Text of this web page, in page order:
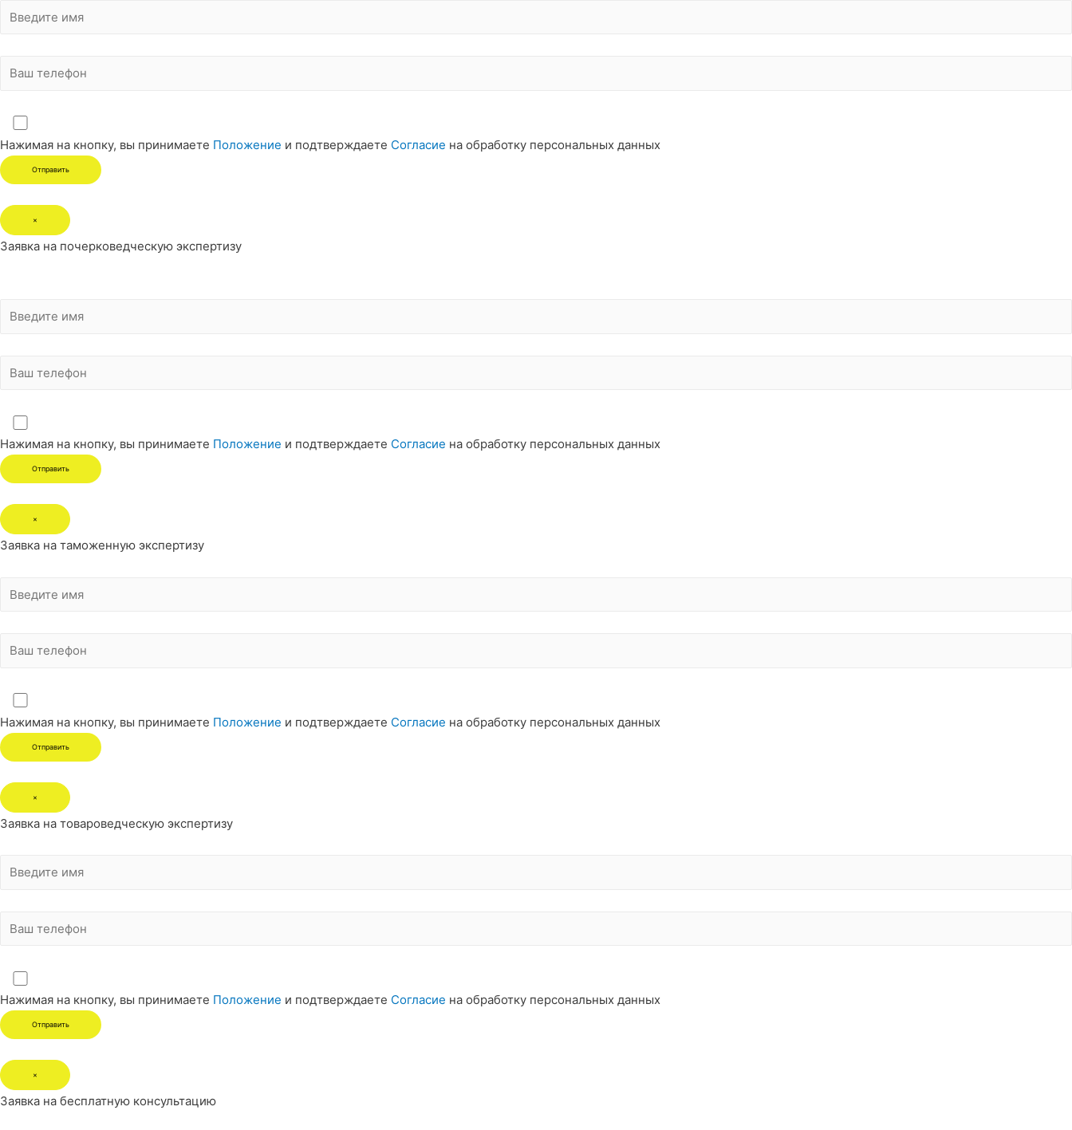
Нажимая на кнопку, вы принимаете Положение и подтверждаете Согласие на обработку персональных данных
×
Заявка на почерковедческую экспертизу
Нажимая на кнопку, вы принимаете Положение и подтверждаете Согласие на обработку персональных данных
×
Заявка на таможенную экспертизу
Нажимая на кнопку, вы принимаете Положение и подтверждаете Согласие на обработку персональных данных
×
Заявка на товароведческую экспертизу
Нажимая на кнопку, вы принимаете Положение и подтверждаете Согласие на обработку персональных данных
×
Заявка на бесплатную консультацию